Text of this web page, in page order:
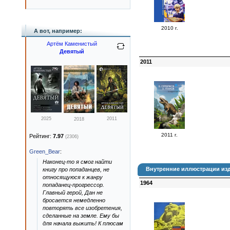
2010 г.
2011
2011 г.
Внутренние иллюстрации
1964
А вот, например:
Артём Каменистый
Девятый
2025 2018 2011
Рейтинг: 7.97 (2306)
Green_Bear:
Наконец-то я смог найти
книгу про попаданцев, не
относящуюся к жанру
попаданец-прогрессор.
Главный герой, Дан не
бросается немедленно
повторять все изобретения,
сделанные на земле. Ему бы
для начала выжить! К плюсам